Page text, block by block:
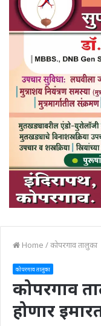
Home /कोपरगाव तालुका
कोपरगाव तालुका
कोपरगाव
होणार